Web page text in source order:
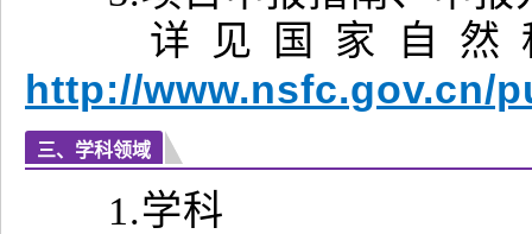
详见国家自然科
http://www.nsfc.gov.cn/
三、学科领域
1.学科